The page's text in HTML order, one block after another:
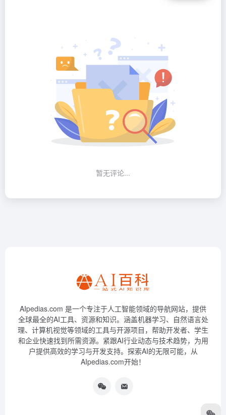
暂无评论...
AIpedias.com 是一个专注于人工智能领域的导航网站，提供
全球最全的AI工具、资源和知识。涵盖机器学习、自然语言处
理、计算机视觉等领域的工具与开源项目，帮助开发者、学生
和企业快速找到所需资源。紧跟AI行业动态与技术趋势，为用
户提供高效的学习与开发支持。探索AI的无限可能，从
AIpedias.com开始！